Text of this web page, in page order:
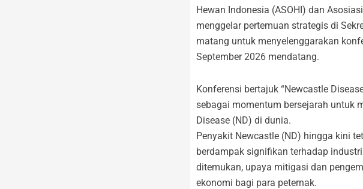
Hewan Indonesia (ASOHI) dan
menggelar pertemuan strategis di
matang untuk menyelenggarakan
September 2026 mendatang.
Konferensi bertajuk “Newcastle
sebagai momentum bersejarah untuk
Disease (ND) di dunia.
Penyakit Newcastle (ND) hingga kini
berdampak signifikan terhadap
ditemukan, upaya mitigasi dan
ekonomi bagi para peternak.